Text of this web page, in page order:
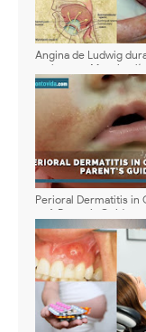
Angina de Ludwig
embarazo. Manejo
farmacológico
Perioral Dermatitis in
— A Parent’s Guide